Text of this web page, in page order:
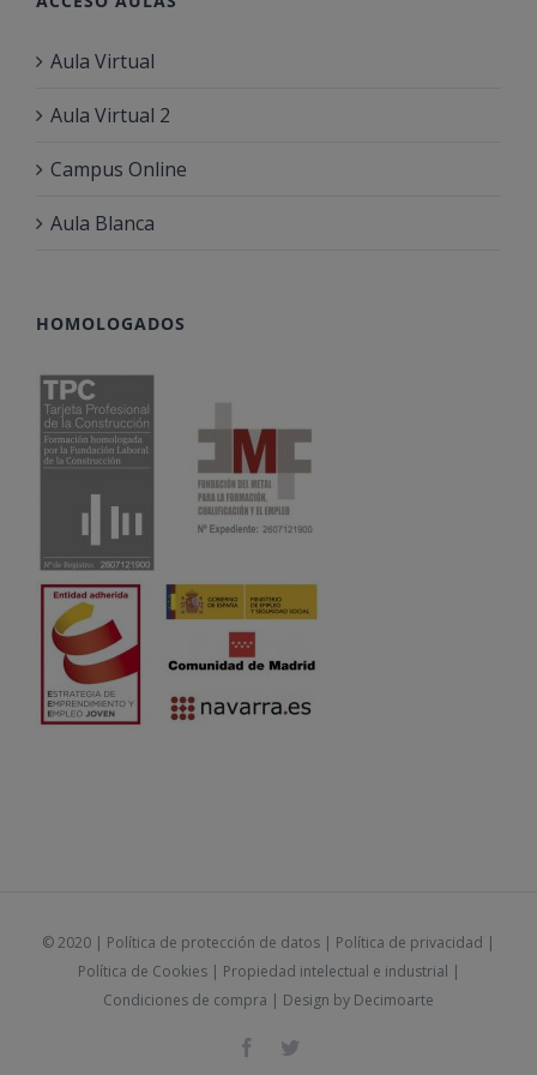
Aula Virtual
Aula Virtual 2
Campus Online
Aula Blanca
HOMOLOGADOS
© 2020 | Política de protección de datos | Política de privacidad |
Política de Cookies| Propiedad intelectual e industrial |
Condiciones de compra | Design by Decimoarte
Facebook